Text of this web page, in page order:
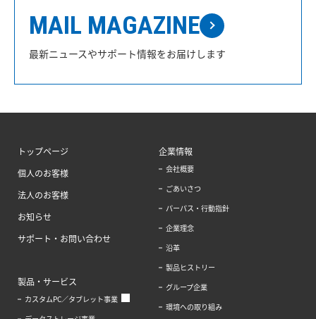
MAIL MAGAZINE
最新ニュースやサポート情報をお届けします
トップページ
個人のお客様
法人のお客様
お知らせ
サポート・お問い合わせ
製品・サービス
カスタムPC／タブレット事業
企業情報
会社概要
ごあいさつ
パーパス・行動指針
企業理念
沿革
製品ヒストリー
グループ企業
環境への取り組み